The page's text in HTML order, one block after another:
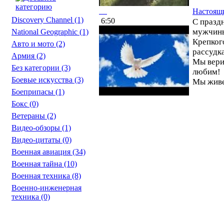
Discovery Channel (1)
National Geographic (1)
Авто и мото (2)
Армия (2)
Без категории (3)
Боевые искусства (3)
Боеприпасы (1)
Бокс (0)
Ветераны (2)
Видео-обзоры (1)
Видео-цитаты (0)
Военная авиация (34)
Военная тайна (10)
Военная техника (8)
Военно-инженерная
техника (0)
6:50
С
Мы
любим!
Мы